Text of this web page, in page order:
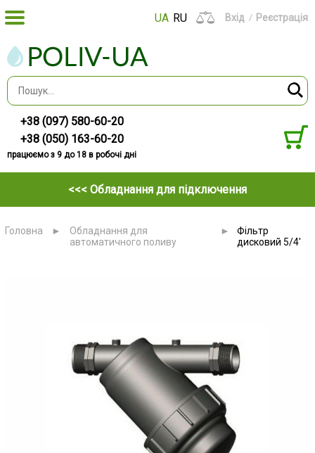
UA RU Вхід Реєстрація
+38 (097) 580-60-20
+38 (050) 163-60-20
працюємо з 9 до 18 в робочі дні
<<< Обладнання для підключення
Головна ►
Обладнання для
автоматичного поливу
►
Фільтр
дисковий 5/4'